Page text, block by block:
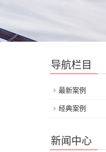
导航栏目
最新案例
经典案例
新闻中心